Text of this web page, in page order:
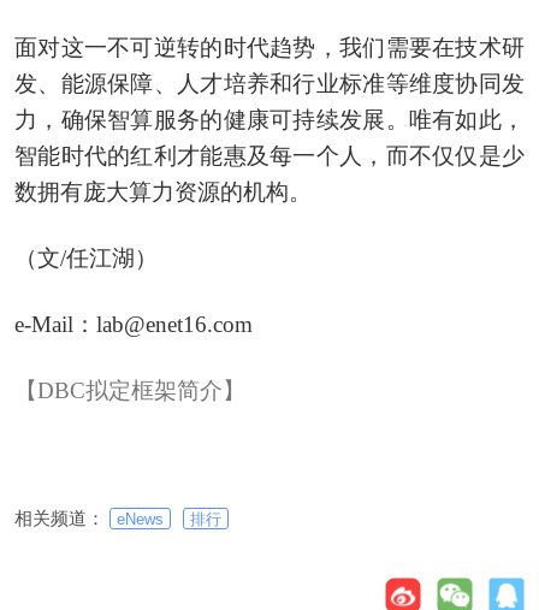
面对这一不可逆转的时代趋势，我们需要在技术研
发、能源保障、人才培养和行业标准等维度协同发
力，确保智算服务的健康可持续发展。唯有如此，
智能时代的红利才能惠及每一个人，而不仅仅是少
数拥有庞大算力资源的机构。
（文/任江湖）
e-Mail：lab@enet16.com
【DBC拟定框架简介】
相关频道： eNews 排行